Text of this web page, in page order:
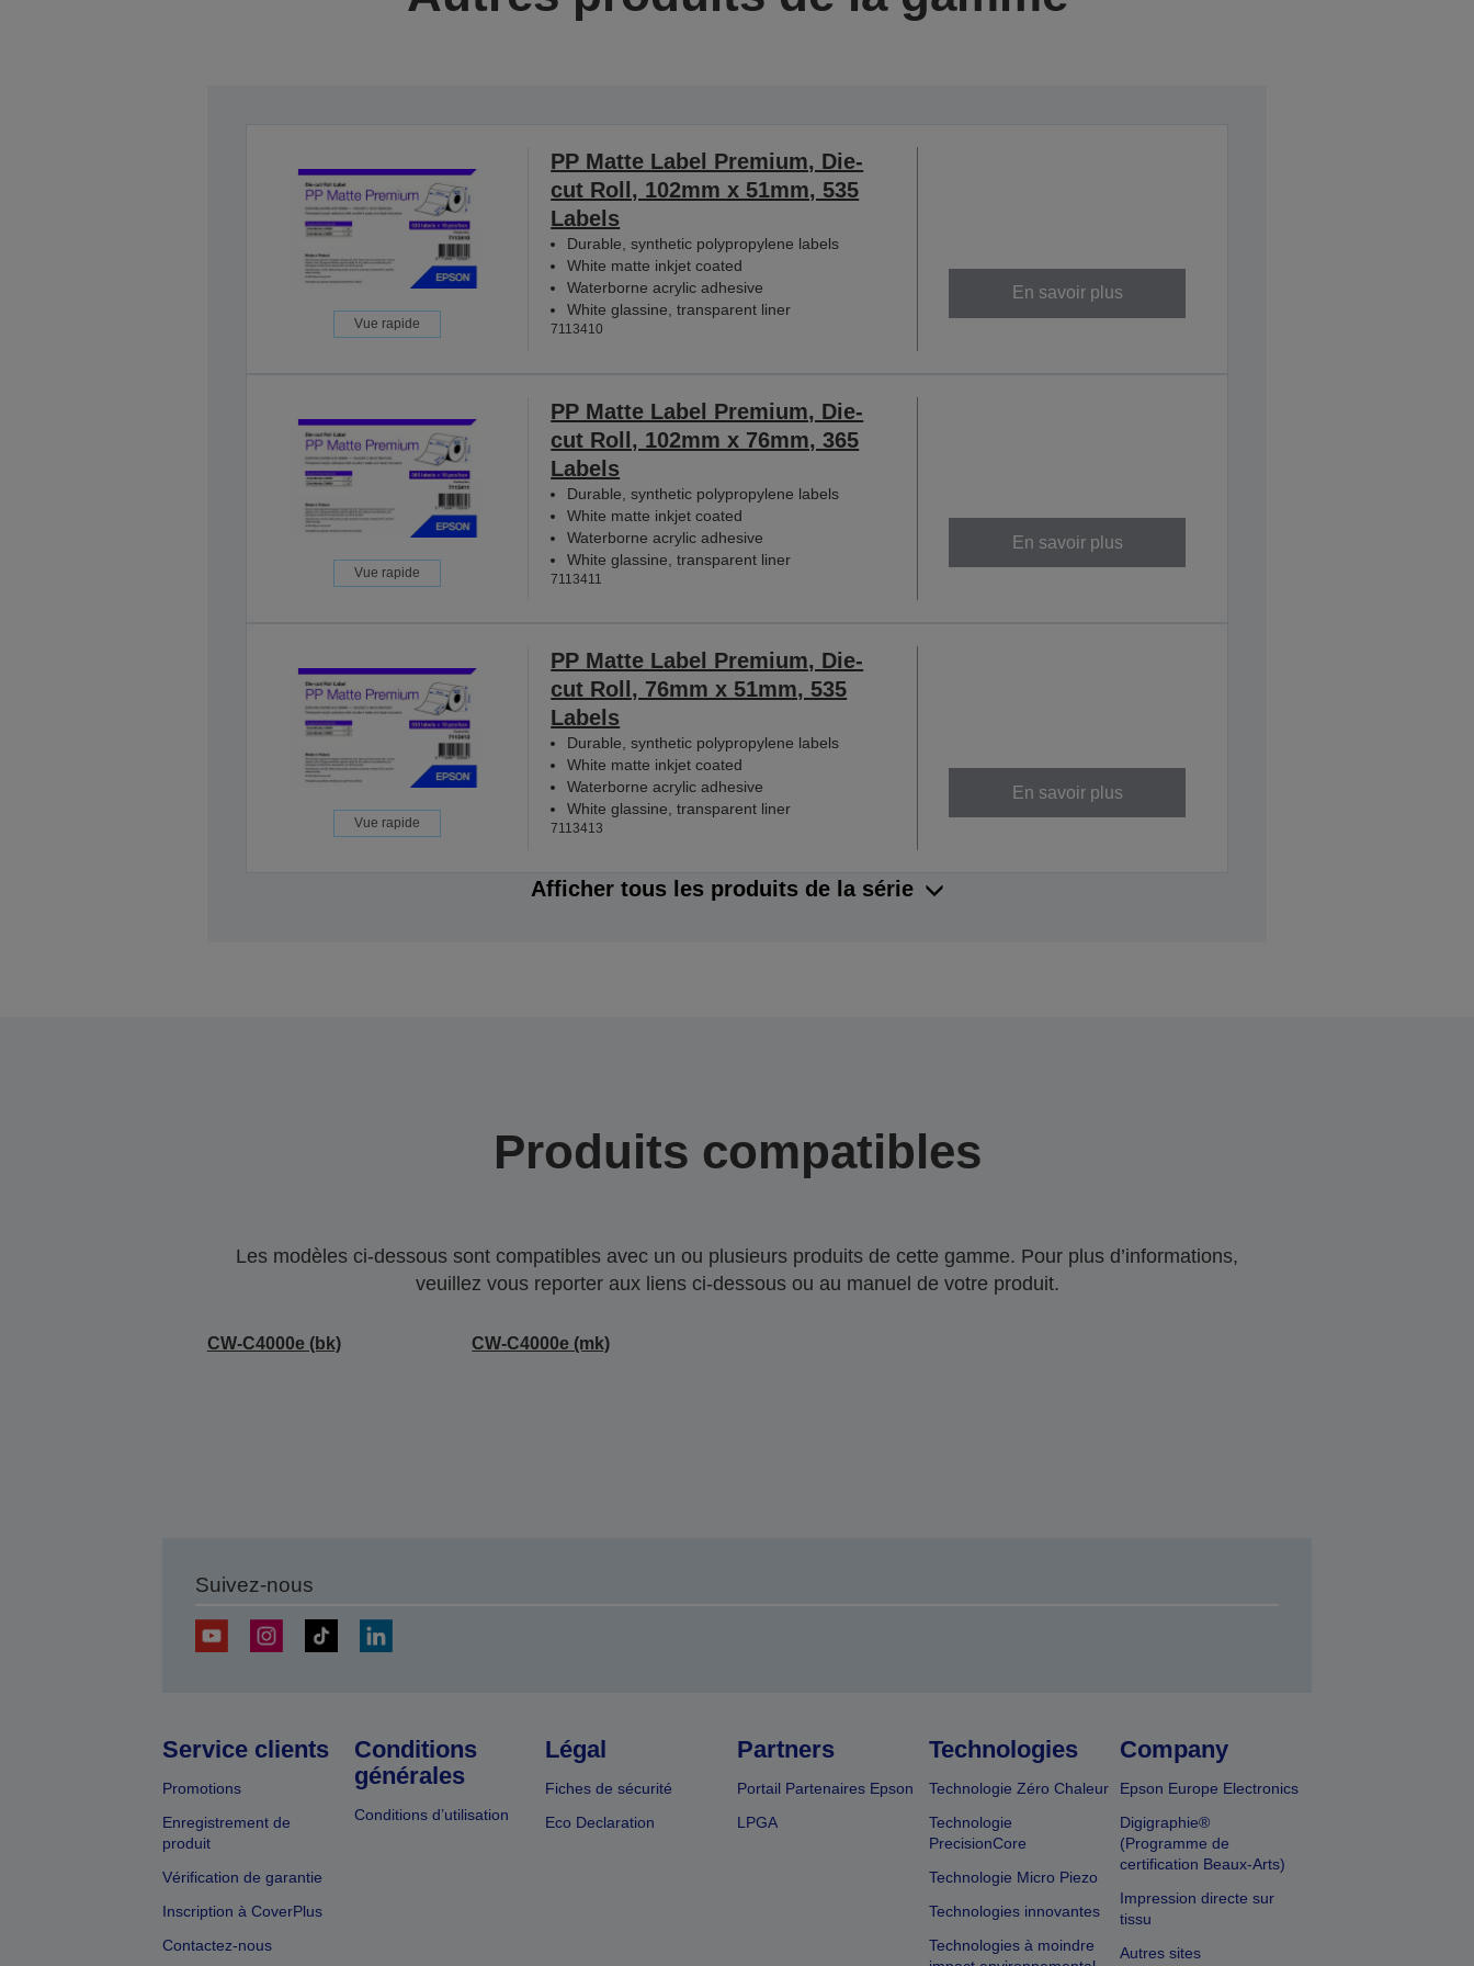
Vue rapide
PP Matte Label Premium, Die-
cut Roll, 102mm x 51mm, 535
Labels
Durable, synthetic polypropylene labels
White matte inkjet coated
Waterborne acrylic adhesive
White glassine, transparent liner
7113410
En savoir plus
Vue rapide
PP Matte Label Premium, Die-
cut Roll, 102mm x 76mm, 365
Labels
Durable, synthetic polypropylene labels
White matte inkjet coated
Waterborne acrylic adhesive
White glassine, transparent liner
7113411
En savoir plus
Vue rapide
PP Matte Label Premium, Die-
cut Roll, 76mm x 51mm, 535
Labels
Durable, synthetic polypropylene labels
White matte inkjet coated
Waterborne acrylic adhesive
White glassine, transparent liner
7113413
En savoir plus
Afficher tous les produits de la série
Produits compatibles
Les modèles ci-dessous sont compatibles avec un ou plusieurs produits de cette gamme. Pour plus d’informations,
veuillez vous reporter aux liens ci-dessous ou au manuel de votre produit.
CW-C4000e (bk) CW-C4000e (mk)
Suivez-nous
Service clients
Promotions
Enregistrement de
produit
Vérification de garantie
Inscription à CoverPlus
Contactez-nous
Conditions
générales
Conditions d’utilisation
Légal
Fiches de sécurité
Eco Declaration
Partners
Portail Partenaires Epson
LPGA
Technologies
Technologie Zéro Chaleur
Technologie
PrecisionCore
Technologie Micro Piezo
Technologies innovantes
Technologies à moindre
Company
Epson Europe Electronics
Digigraphie®
(Programme de
certification Beaux-Arts)
Impression directe sur
tissu
Autres sites